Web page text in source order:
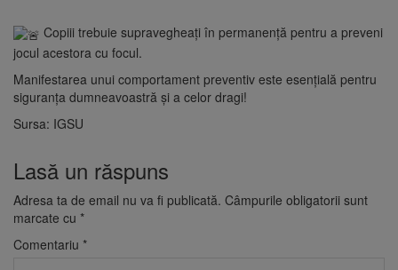
Copiii trebuie supravegheați în permanență pentru a preveni
jocul acestora cu focul.
Manifestarea unui comportament preventiv este esențială pentru
siguranța dumneavoastră și a celor dragi!
Sursa: IGSU
Lasă un răspuns
Adresa ta de email nu va fi publicată. Câmpurile obligatorii sunt
marcate cu *
Comentariu *